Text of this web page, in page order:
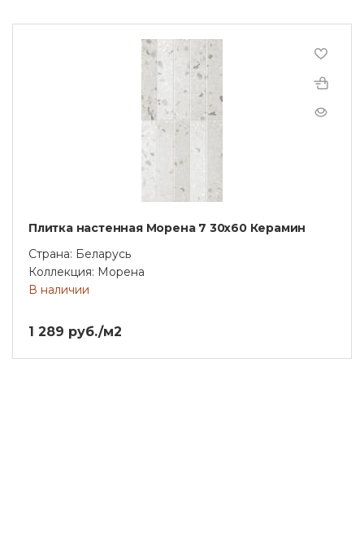
Плитка настенная Морена 7 30х60 Керамин
Страна: Беларусь
Коллекция: Морена
В наличии
1 289 руб./м2